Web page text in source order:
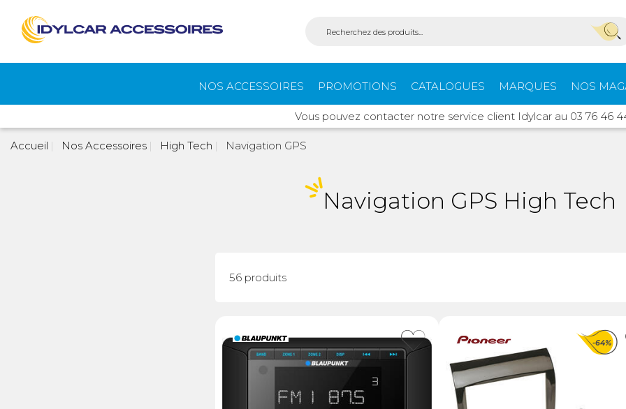
NOS ACCESSOIRES PROMOTIONS CATALOGUES MARQUES NOS
Auvents et
accessoires de
Gaz
Voyages et
Vous pouvez contacter notre service client Idylcar au 03 76 46
Accueil Nos Accessoires High Tech Navigation GPS
Navigation GPS High Tech
56 produits
-64%